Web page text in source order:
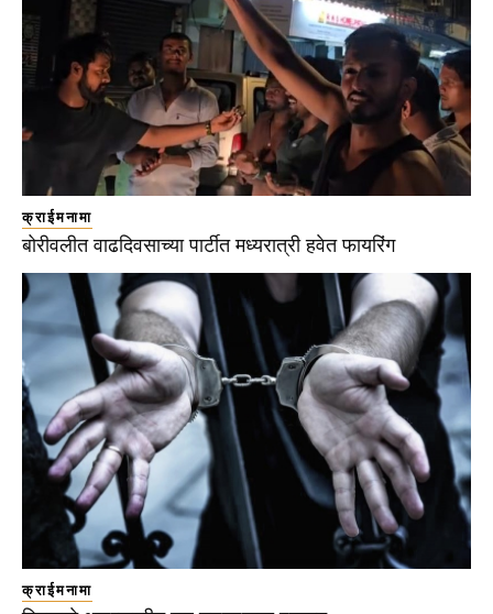
क्राईमनामा
बोरीवलीत वाढदिवसाच्या पार्टीत मध्यरात्री हवेत फायरिंग
क्राईमनामा